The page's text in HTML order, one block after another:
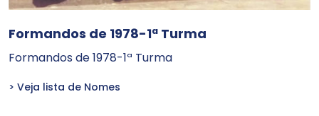
Formandos de 1978-1ª Turma
Formandos de 1978-1ª Turma
> Veja lista de Nomes